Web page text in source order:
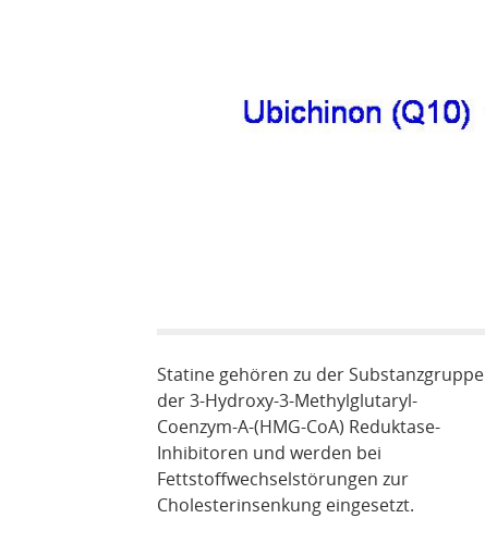
Statine gehören zu der Substanzgruppe
der 3-Hydroxy-3-Methylglutaryl-
Coenzym-A-(HMG-CoA) Reduktase-
Inhibitoren und werden bei
Fettstoffwechselstörungen zur
Cholesterinsenkung eingesetzt.